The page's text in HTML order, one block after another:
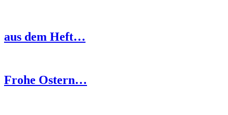
aus dem Heft…
Frohe Ostern…